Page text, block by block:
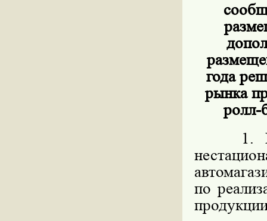
года
рынка
ролл-
1.
по